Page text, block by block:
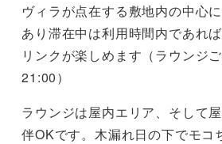
ヴィラが点在する敷地内の中心
あり滞在中は利用時間内であれ
リンクが楽しめます（ラウンジ
21:00）
ラウンジは屋内エリア、そして
伴OKです。木漏れ日の下でモコ